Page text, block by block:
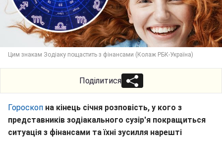
Цим знакам Зодіаку пощастить з фінансами (Колаж РБК-Україна)
Поділитися
Гороскоп на кінець січня розповість, у кого з
представників зодіакального сузір'я покращиться
ситуація з фінансами та їхні зусилля нарешті